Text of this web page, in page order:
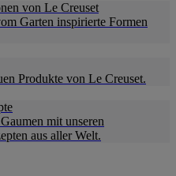
von Le Creuset
Garten inspirierte Formen
Produkte von Le Creuset.
mit unseren
aus aller Welt.